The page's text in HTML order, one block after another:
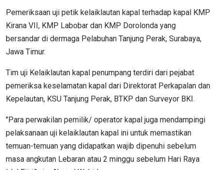
Pemeriksaan uji petik kelaiklautan kapal terhadap kapal KMP
Kirana VII, KMP Labobar dan KMP Dorolonda yang
bersandar di dermaga Pelabuhan Tanjung Perak, Surabaya,
Jawa Timur.
Tim uji Kelaiklautan kapal penumpang terdiri dari pejabat
pemeriksa keselamatan kapal dari Direktorat Perkapalan dan
Kepelautan, KSU Tanjung Perak, BTKP dan Surveyor BKI.
"Para perwakilan pemilik/ operator kapal juga mendampingi
pelaksanaan uji kelaiklautan kapal ini untuk memastikan
temuan-temuan yang didapatkan wajib dipenuhi sebelum
masa angkutan Lebaran atau 2 minggu sebelum Hari Raya